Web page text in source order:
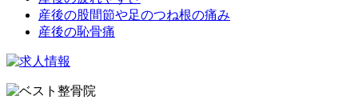
産後の股間節や足のつね根の痛み
産後の恥骨痛